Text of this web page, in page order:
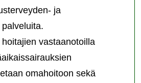
ja
vastaanotoilla
omahoitoon sekä